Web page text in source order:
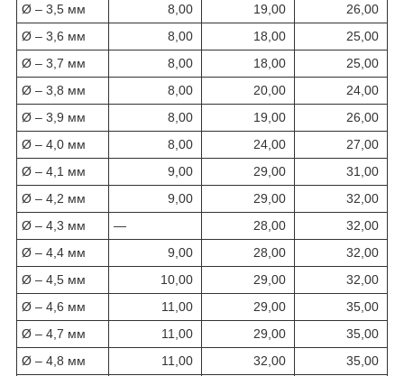
Ø – 3,5 мм
8,00 19,00
26,00
Ø – 3,6 мм
8,00 18,00
25,00
Ø – 3,7 мм
8,00 18,00
25,00
Ø – 3,8 мм
8,00 20,00
24,00
Ø – 3,9 мм
8,00 19,00
26,00
Ø – 4,0 мм
8,00 24,00
27,00
Ø – 4,1 мм
9,00 29,00
31,00
Ø – 4,2 мм
9,00 29,00
32,00
Ø – 4,3 мм
— 28,00
32,00
Ø – 4,4 мм
9,00 28,00
32,00
Ø – 4,5 мм
10,00 29,00
32,00
Ø – 4,6 мм
11,00 29,00
35,00
Ø – 4,7 мм
11,00 29,00
35,00
Ø – 4,8 мм
11,00 32,00 35,00